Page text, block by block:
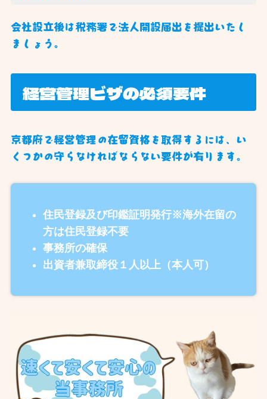
会社設立後は税務署で法人開設届出を提出いたし
ましょう。
経営管理ビザの必須要件
京都府で経営管理の在留資格を取得するには、い
くつかの守らなければならない要件が有ります。
住民登録及び印鑑証明発行※海外在留の
方は住民登録不要
事務所の確保
出資者兼取締役１人以上（本人可）